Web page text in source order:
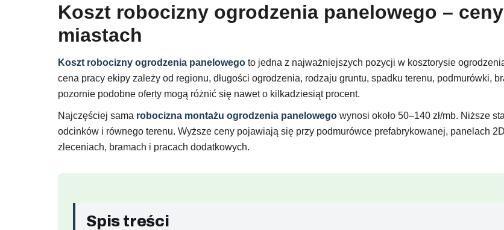
Koszt robocizny ogrodzenia panelowego –
miastach
Koszt robocizny ogrodzenia panelowego to jedna z najważniejszych pozycji w kosztorysie
cena pracy ekipy zależy od regionu, długości ogrodzenia, rodzaju gruntu, spadku terenu, podmurówki,
pozornie podobne oferty mogą różnić się nawet o kilkadziesiąt procent.
Najczęściej sama robocizna montażu ogrodzenia panelowego wynosi około 50–140 zł/mb. Niższe
odcinków i równego terenu. Wyższe ceny pojawiają się przy podmurówce prefabrykowanej, panelach
zleceniach, bramach i pracach dodatkowych.
Spis treści